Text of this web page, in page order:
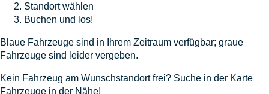
Standort wählen
Buchen und los!
Blaue Fahrzeuge sind in Ihrem Zeitraum verfügbar; graue
Fahrzeuge sind leider vergeben.
Kein Fahrzeug am Wunschstandort frei? Suche in der Karte
Fahrzeuge in der Nähe!